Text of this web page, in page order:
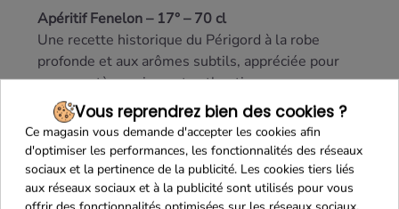
Apéritif Fenelon – 17° – 70 cl
Une recette historique du Périgord à la robe
profonde et aux arômes subtils, appréciée pour
son caractère unique et authentique.
Cet assortiment n'est pas vendu dans un coffret.
Vous reprendrez bien des cookies ?
Ce magasin vous demande d'accepter les cookies afin
d'optimiser les performances, les fonctionnalités des réseaux
sociaux et la pertinence de la publicité. Les cookies tiers liés
aux réseaux sociaux et à la publicité sont utilisés pour vous